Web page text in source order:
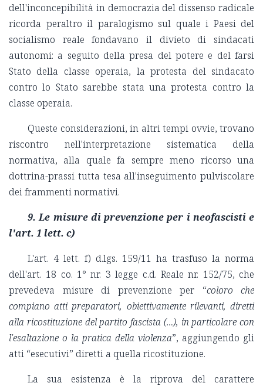
dell'inconcepibilità in democrazia del dissenso radicale
ricorda peraltro il paralogismo sul quale i Paesi del
socialismo reale fondavano il divieto di sindacati
autonomi: a seguito della presa del potere e del farsi
Stato della classe operaia, la protesta del sindacato
contro lo Stato sarebbe stata una protesta contro la
classe operaia.
Queste considerazioni, in altri tempi ovvie, trovano
riscontro nell'interpretazione sistematica della
normativa, alla quale fa sempre meno ricorso una
dottrina-prassi tutta tesa all'inseguimento pulviscolare
dei frammenti normativi.
9. Le misure di prevenzione per i neofascisti e
l'art. 1 lett. c)
L'art. 4 lett. f) d.lgs. 159/11 ha trasfuso la norma
dell'art. 18 co. 1° nr. 3 legge c.d. Reale nr. 152/75, che
prevedeva misure di prevenzione per “coloro che
compiano atti preparatori, obiettivamente rilevanti, diretti
alla ricostituzione del partito fascista (…), in particolare con
l'esaltazione o la pratica della violenza”, aggiungendo gli
atti “esecutivi” diretti a quella ricostituzione.
La sua esistenza è la riprova del carattere